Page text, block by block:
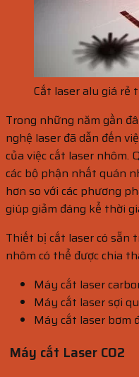
Cắt laser alu giá rẻ
Trong những năm gần
nghệ laser đã dẫn đến
của việc cắt laser nhôm.
các bộ phận nhất quán
hơn so với các phương
giúp giảm đáng kể thời
Thiết bị cắt laser có sẵn
nhôm có thể được chia
Máy cắt laser
Máy cắt laser sợi
Máy cắt laser bơm
Máy cắt Laser CO2